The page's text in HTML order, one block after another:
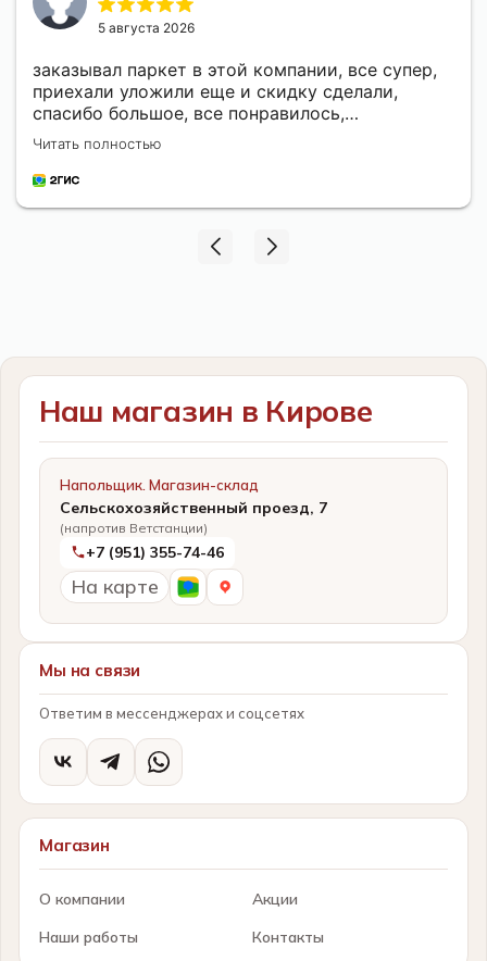
5 августа 2026
заказывал паркет в этой компании, все супер,
приехали уложили еще и скидку сделали,
спасибо большое, все понравилось,
рекомендую
Читать полностью
Наш магазин в Кирове
Напольщик. Магазин-склад
Сельскохозяйственный проезд, 7
(напротив Ветстанции)
+7 (951) 355-74-46
На карте
Мы на связи
Ответим в мессенджерах и соцсетях
Магазин
О компании
Акции
Наши работы
Контакты